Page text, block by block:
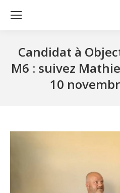
Candidat à
M6 : suivez
10